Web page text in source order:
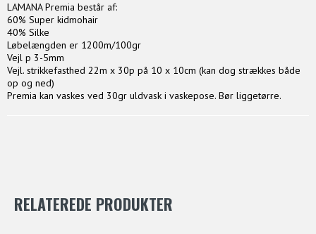
LAMANA Premia består af:
60% Super kidmohair
40% Silke
Løbelængden er 1200m/100gr
Vejl p 3-5mm
Vejl. strikkefasthed 22m x 30p på 10 x 10cm (kan dog strækkes både
op og ned)
Premia kan vaskes ved 30gr uldvask i vaskepose. Bør liggetørre.
RELATEREDE PRODUKTER